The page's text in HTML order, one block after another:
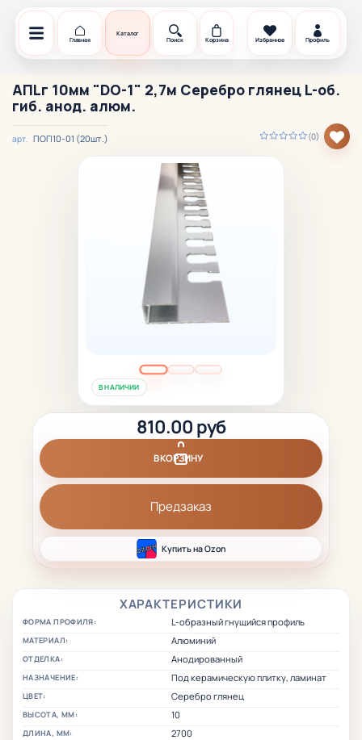
Главная
Каталог
Поиск
Корзина Избранное Профиль
АПLг 10мм "DO-1" 2,7м Серебро глянец L-об.
гиб. анод. алюм.
(0)
арт. ПОП10-01 (20шт.)
В НАЛИЧИИ
ХАРАКТЕРИСТИКИ
ФОРМА ПРОФИЛЯ: L-образный гнущийся профиль
МАТЕРИАЛ: Алюминий
ОТДЕЛКА: Анодированный
НАЗНАЧЕНИЕ: Под керамическую плитку, ламинат
ЦВЕТ: Серебро глянец
ВЫСОТА, ММ: 10
ДЛИНА, ММ: 2700
810.00 руб
В КОРЗИНУ
Предзаказ
Купить на Ozon